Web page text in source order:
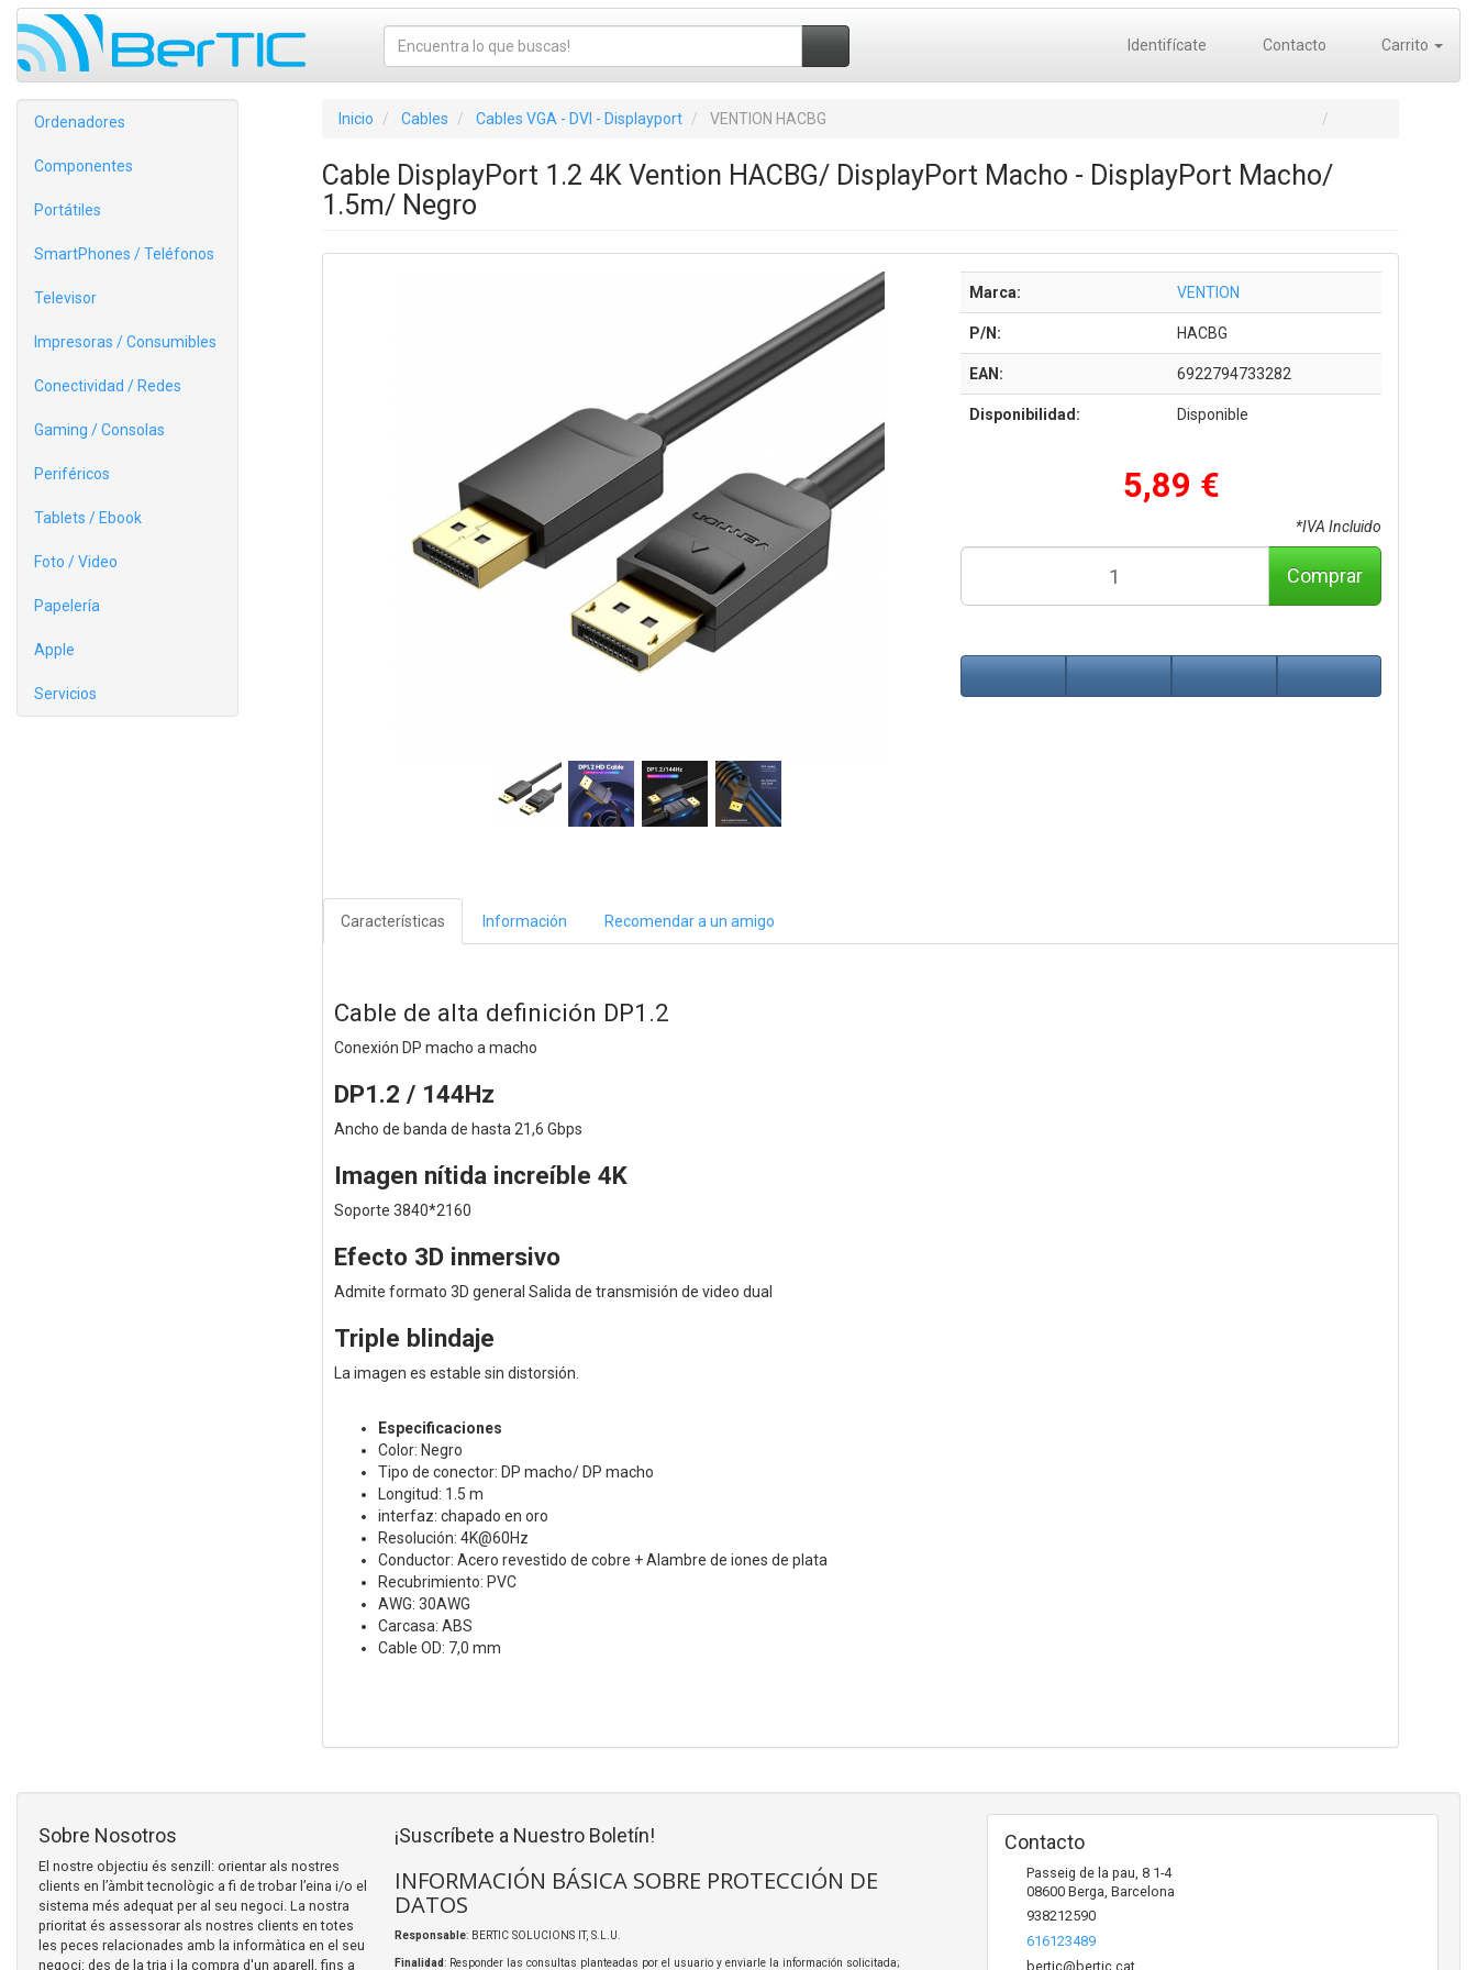
Identifícate Contacto Carrito
Ordenadores
Componentes
Portátiles
SmartPhones / Teléfonos
Televisor
Impresoras / Consumibles
Conectividad / Redes
Gaming / Consolas
Periféricos
Tablets / Ebook
Foto / Video
Papelería
Apple
Servicios
Inicio Cables Cables VGA - DVI - Displayport VENTION HACBG
Cable DisplayPort 1.2 4K Vention HACBG/ DisplayPort Macho - DisplayPort Macho/
1.5m/ Negro
Marca: VENTION
P/N: HACBG
EAN: 6922794733282
Disponibilidad: Disponible
5,89 €
*IVA Incluido
Comprar
Características Información Recomendar a un amigo
Cable de alta definición DP1.2
Conexión DP macho a macho
DP1.2 / 144Hz
Ancho de banda de hasta 21,6 Gbps
Imagen nítida increíble 4K
Soporte 3840*2160
Efecto 3D inmersivo
Admite formato 3D general Salida de transmisión de video dual
Triple blindaje
La imagen es estable sin distorsión.
Especificaciones
Color: Negro
Tipo de conector: DP macho/ DP macho
Longitud: 1.5 m
interfaz: chapado en oro
Resolución: 4K@60Hz
Conductor: Acero revestido de cobre + Alambre de iones de plata
Recubrimiento: PVC
AWG: 30AWG
Carcasa: ABS
Cable OD: 7,0 mm
Sobre Nosotros
El nostre objectiu és senzill: orientar als nostres
clients en l’àmbit tecnològic a fi de trobar l’eina i/o el
sistema més adequat per al seu negoci. La nostra
prioritat és assessorar als nostres clients en totes
les peces relacionades amb la informàtica en el seu
negoci: des de la tria i la compra d'un aparell, fins a
¡Suscríbete a Nuestro Boletín!
INFORMACIÓN BÁSICA SOBRE PROTECCIÓN DE
DATOS
Responsable: BERTIC SOLUCIONS IT, S.L.U.
Finalidad: Responder las consultas planteadas por el usuario y enviarle la información solicitada;
Contacto
Passeig de la pau, 8 1-4
08600 Berga, Barcelona
938212590
616123489
bertic@bertic.cat